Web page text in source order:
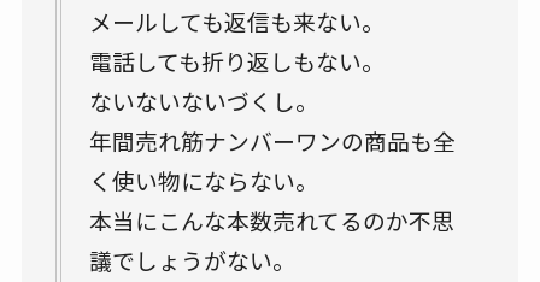
メールしても返信も来ない。
電話しても折り返しもない。
ないないないづくし。
年間売れ筋ナンバーワンの商品も全
く使い物にならない。
本当にこんな本数売れてるのか不思
議でしょうがない。